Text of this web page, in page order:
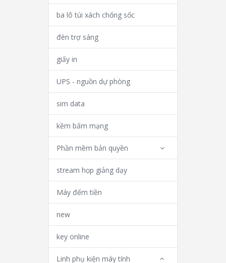
ba lô túi xách chống sốc
đèn trợ sáng
giấy in
UPS - nguồn dự phòng
sim data
kềm bấm mạng
Phần mềm bản quyền
stream họp giảng dạy
Máy đếm tiền
new
key online
Linh phụ kiện máy tính